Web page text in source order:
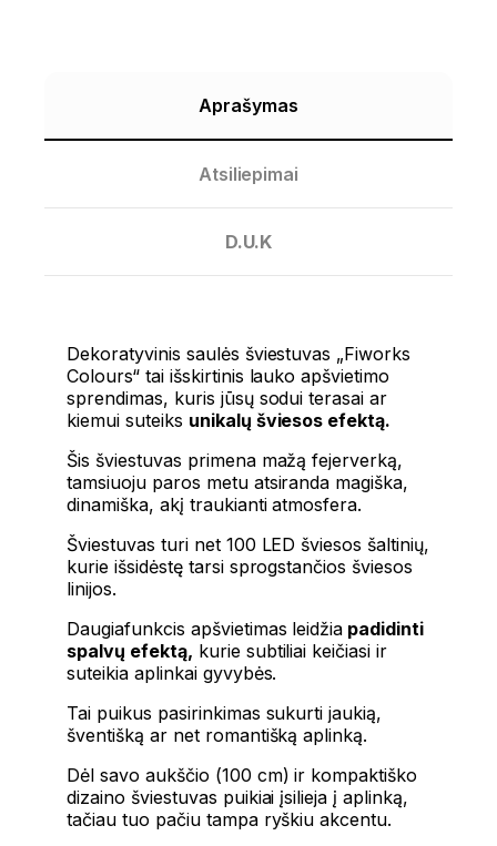
Aprašymas
Atsiliepimai
D.U.K
Dekoratyvinis saulės šviestuvas „Fiworks
Colours“ tai išskirtinis lauko apšvietimo
sprendimas, kuris jūsų sodui terasai ar
kiemui suteiks unikalų šviesos efektą.
Šis šviestuvas primena mažą fejerverką,
tamsiuoju paros metu atsiranda magiška,
dinamiška, akį traukianti atmosfera.
Šviestuvas turi net 100 LED šviesos šaltinių,
kurie išsidėstę tarsi sprogstančios šviesos
linijos.
Daugiafunkcis apšvietimas leidžia padidinti
spalvų efektą, kurie subtiliai keičiasi ir
suteikia aplinkai gyvybės.
Tai puikus pasirinkimas sukurti jaukią,
šventišką ar net romantišką aplinką.
Dėl savo aukščio (100 cm) ir kompaktiško
dizaino šviestuvas puikiai įsilieja į aplinką,
tačiau tuo pačiu tampa ryškiu akcentu.